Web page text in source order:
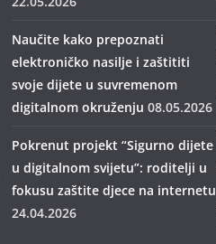
Naučite kako prepoznati
elektroničko nasilje i zaštititi
svoje dijete u suvremenom
digitalnom okruženju 08.05.2026
Pokrenut projekt “Sigurno dijete
u digitalnom svijetu”: roditelji u
fokusu zaštite djece na internetu
24.04.2026